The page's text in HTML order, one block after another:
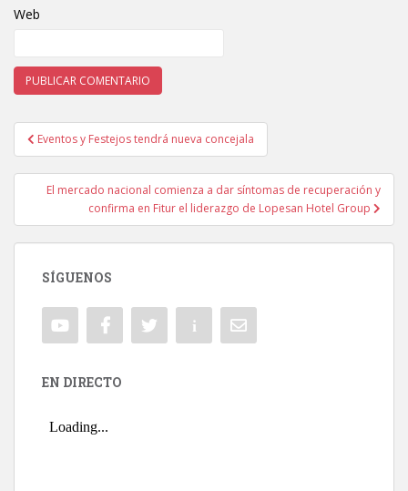
Web
Navegación de entradas
Eventos y Festejos tendrá nueva concejala
El mercado nacional comienza a dar síntomas de recuperación y
confirma en Fitur el liderazgo de Lopesan Hotel Group
SÍGUENOS
EN DIRECTO